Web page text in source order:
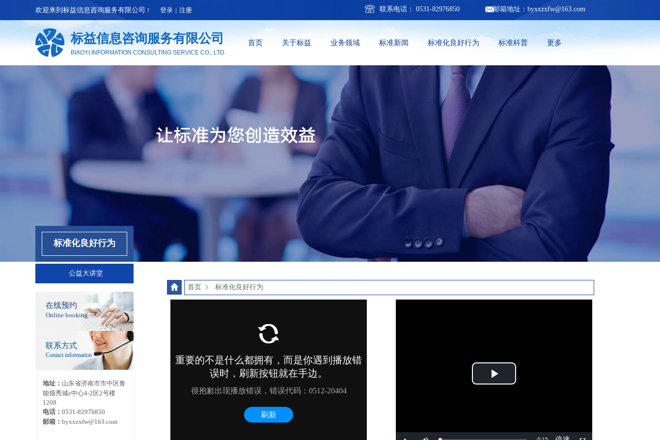
标准化良好行为
公益大讲堂
首页
》 标准化良好行为
在线预约
Online booking
联系方式
Contact information
地址： 山东省济南市市中区鲁
能领秀城e中心4-2区2号楼
1208
电话： 0531-82976850
邮箱： byxxzxfw@163.com
BIAOYI INFORMATION CONSULTING SERVICE CO., LTD.
首页 关于标益 业务领域 标准新闻 标准化良好行为 标准科普 更多
登录 | 注册
欢迎来到 标益信息咨询服务有限公司 ​！ 联系电话： 0531-82976850 邮箱地址： byxxzxfw@163.com
标益信息咨询服务有限公司